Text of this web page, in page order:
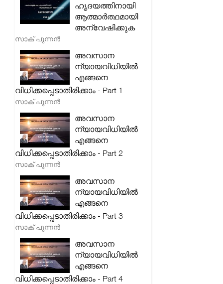
ഹൃദയത്തിനായി
ആത്മാർത്ഥമായി
അന്വേഷിക്കുക
സാക് പുന്നൻ
അവസാന
ന്യായവിധിയിൽ
എങ്ങനെ
വിധിക്കപ്പെടാതിരിക്കാം - Part 1
സാക് പുന്നൻ
അവസാന
ന്യായവിധിയിൽ
എങ്ങനെ
വിധിക്കപ്പെടാതിരിക്കാം - Part 2
സാക് പുന്നൻ
അവസാന
ന്യായവിധിയിൽ
എങ്ങനെ
വിധിക്കപ്പെടാതിരിക്കാം - Part 3
സാക് പുന്നൻ
അവസാന
ന്യായവിധിയിൽ
എങ്ങനെ
വിധിക്കപ്പെടാതിരിക്കാം - Part 4